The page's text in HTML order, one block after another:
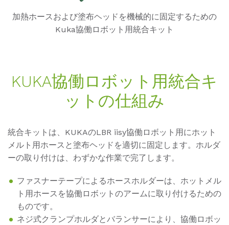
加熱ホースおよび塗布ヘッドを機械的に固定するための
Kuka協働ロボット用統合キット
KUKA協働ロボット用統合キ
ットの仕組み
統合キットは、KUKAのLBR iisy協働ロボット用にホット
メルト用ホースと塗布ヘッドを適切に固定します。ホルダ
ーの取り付けは、わずかな作業で完了します。
ファスナーテープによるホースホルダーは、ホットメル
ト用ホースを協働ロボットのアームに取り付けるための
ものです。
ネジ式クランプホルダとバランサーにより、協働ロボッ